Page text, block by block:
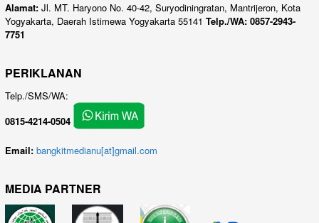
Alamat: Jl. MT. Haryono No. 40-42, Suryodiningratan, Mantrijeron, Kota
Yogyakarta, Daerah Istimewa Yogyakarta 55141 Telp./WA: 0857-2943-
7751
PERIKLANAN
Telp./SMS/WA:
0815-4214-0504
Email: bangkitmedianu[at]gmail.com
MEDIA PARTNER